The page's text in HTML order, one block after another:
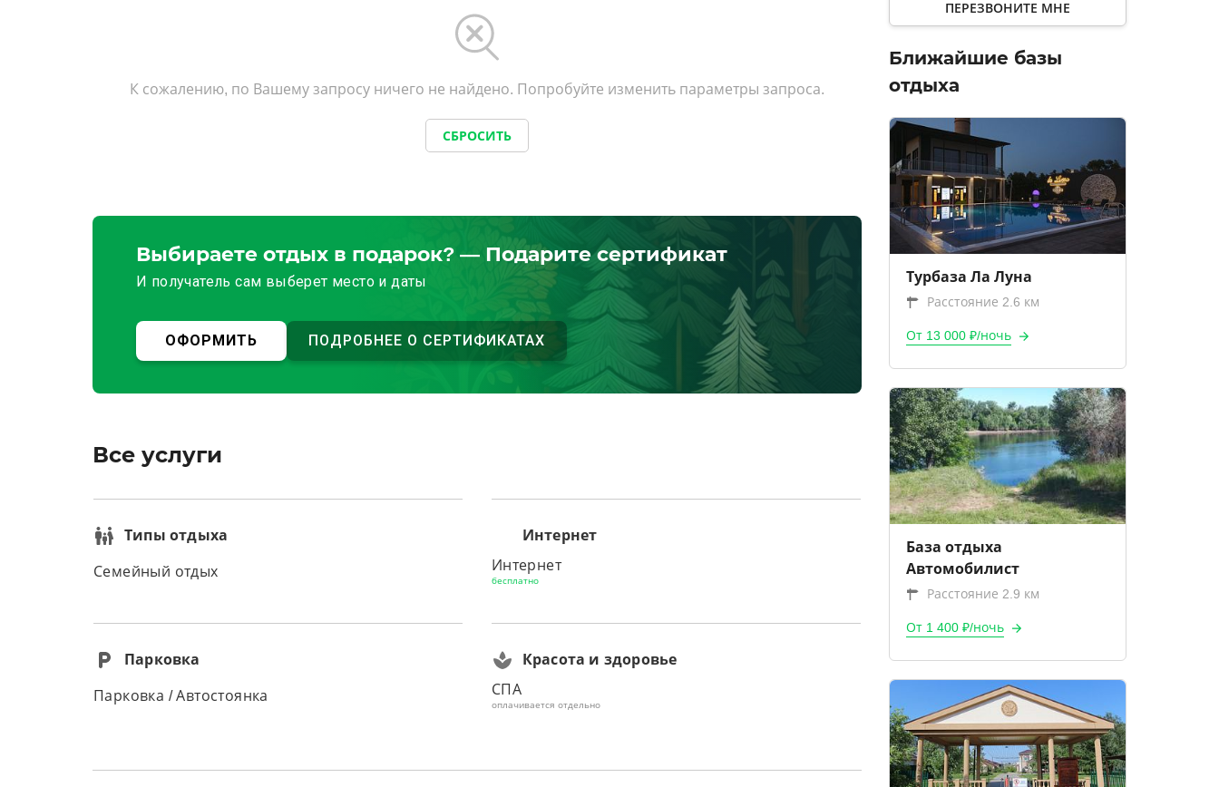
К сожалению, по Вашему запросу ничего не найдено. Попробуйте изменить параметры запроса.
СБРОСИТЬ
Выбираете отдых в подарок? — Подарите сертификат
И получатель сам выберет место и даты
ОФОРМИТЬ ПОДРОБНЕЕ О СЕРТИФИКАТАХ
Все услуги
Типы отдыха
Семейный отдых
Интернет
Интернет
бесплатно
Парковка
Парковка / Автостоянка
Красота и здоровье
СПА
оплачивается отдельно
ПЕРЕЗВОНИТЕ МНЕ
Ближайшие базы
отдыха
Турбаза Ла Луна
Расстояние 2.6 км
От 13 000 ₽/ночь
База отдыха
Автомобилист
Расстояние 2.9 км
От 1 400 ₽/ночь